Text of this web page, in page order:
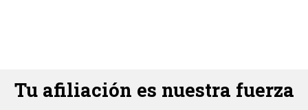
Tu afiliación es nuestra fuerza